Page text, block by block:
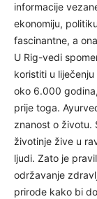
informacije
ekonomiju,
fascinantne, a
U Rig-vedi
koristiti u
oko 6.000
prije toga.
znanost o životu.
životinje žive u
ljudi. Zato je
održavanje
prirode kako bi